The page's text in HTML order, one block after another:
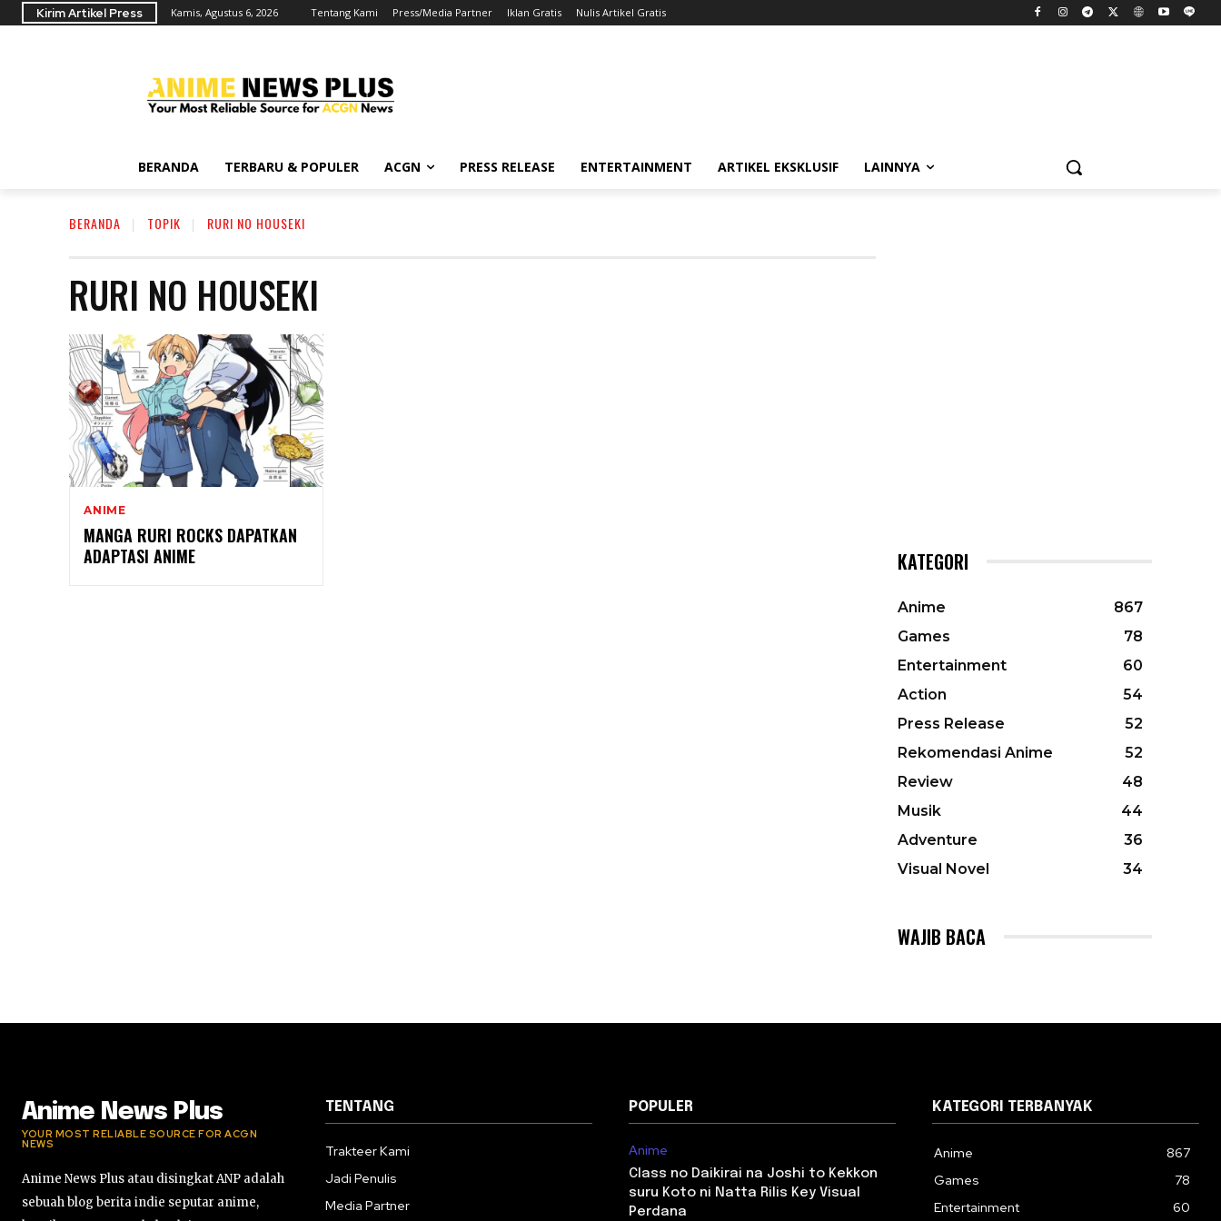
Kirim Artikel Press Kamis, Agustus 6, 2026 Tentang Kami Press/Media Partner Iklan Gratis Nulis Artikel Gratis
BERANDA TERBARU & POPULER ACGN PRESS RELEASE ENTERTAINMENT ARTIKEL EKSKLUSIF LAINNYA
BERANDA TOPIK RURI NO HOUSEKI
RURI NO HOUSEKI
ANIME
MANGA RURI ROCKS DAPATKAN
ADAPTASI ANIME
KATEGORI
Anime
867
Games
78
Entertainment
60
Action
54
Press Release
52
Rekomendasi Anime
52
Review
48
Musik
44
Adventure
36
Visual Novel
34
WAJIB BACA
Anime News Plus
YOUR MOST RELIABLE SOURCE FOR ACGN
NEWS
Anime News Plus atau disingkat ANP adalah
sebuah blog berita indie seputar anime,
TENTANG
Trakteer Kami
Jadi Penulis
Media Partner
POPULER
Anime
Class no Daikirai na Joshi to Kekkon
suru Koto ni Natta Rilis Key Visual
Perdana
KATEGORI TERBANYAK
Anime
867
Games
78
Entertainment
60